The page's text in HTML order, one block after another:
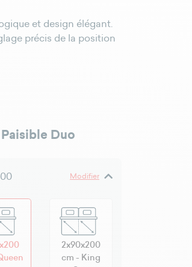
et design élégant.
précis de la position
Duo
Modifier
2x90x200
cm - King